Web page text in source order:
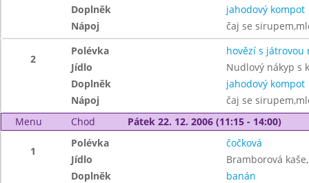
Doplněk
jahodový kompot
Nápoj
čaj se
2
Polévka
hovězí s játrovou
Jídlo
Nudlový nákyp s
Doplněk
jahodový kompot
Nápoj
čaj se
Menu
Chod Pátek 22. 12. 2006 (11:15 - 14:00)
1
Polévka
čočková
Jídlo
Bramborová
Doplněk
banán